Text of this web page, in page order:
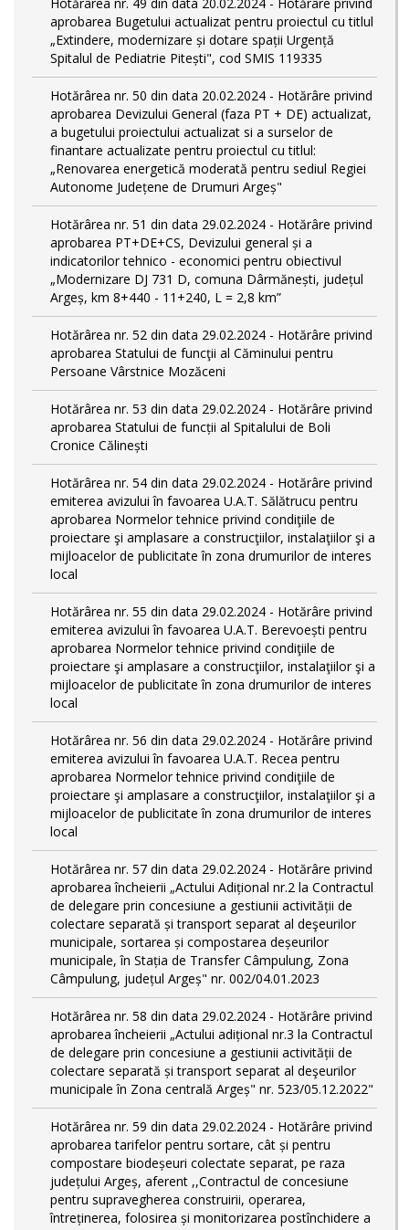
aprobarea Bugetului actualizat pentru proiectul cu titlul
„Extindere, modernizare și dotare spații Urgență
Spitalul de Pediatrie Pitești", cod SMIS 119335
Hotărârea nr. 50 din data 20.02.2024 - Hotărâre privind
aprobarea Devizului General (faza PT + DE) actualizat,
a bugetului proiectului actualizat si a surselor de
finantare actualizate pentru proiectul cu titlul:
„Renovarea energetică moderată pentru sediul Regiei
Autonome Județene de Drumuri Argeș"
Hotărârea nr. 51 din data 29.02.2024 - Hotărâre privind
aprobarea PT+DE+CS, Devizului general și a
indicatorilor tehnico - economici pentru obiectivul
„Modernizare DJ 731 D, comuna Dârmănești, județul
Argeș, km 8+440 - 11+240, L = 2,8 km”
Hotărârea nr. 52 din data 29.02.2024 - Hotărâre privind
aprobarea Statului de funcţii al Căminului pentru
Persoane Vârstnice Mozăceni
Hotărârea nr. 53 din data 29.02.2024 - Hotărâre privind
aprobarea Statului de funcții al Spitalului de Boli
Cronice Călinești
Hotărârea nr. 54 din data 29.02.2024 - Hotărâre privind
emiterea avizului în favoarea U.A.T. Sălătrucu pentru
aprobarea Normelor tehnice privind condiţiile de
proiectare şi amplasare a construcţiilor, instalaţiilor şi a
mijloacelor de publicitate în zona drumurilor de interes
local
Hotărârea nr. 55 din data 29.02.2024 - Hotărâre privind
emiterea avizului în favoarea U.A.T. Berevoești pentru
aprobarea Normelor tehnice privind condiţiile de
proiectare şi amplasare a construcţiilor, instalaţiilor şi a
mijloacelor de publicitate în zona drumurilor de interes
local
Hotărârea nr. 56 din data 29.02.2024 - Hotărâre privind
emiterea avizului în favoarea U.A.T. Recea pentru
aprobarea Normelor tehnice privind condiţiile de
proiectare şi amplasare a construcţiilor, instalaţiilor şi a
mijloacelor de publicitate în zona drumurilor de interes
local
Hotărârea nr. 57 din data 29.02.2024 - Hotărâre privind
aprobarea încheierii „Actului Adițional nr.2 la Contractul
de delegare prin concesiune a gestiunii activității de
colectare separată și transport separat al deşeurilor
municipale, sortarea și compostarea deșeurilor
municipale, în Stația de Transfer Câmpulung, Zona
Câmpulung, județul Argeș" nr. 002/04.01.2023
Hotărârea nr. 58 din data 29.02.2024 - Hotărâre privind
aprobarea încheierii „Actului adițional nr.3 la Contractul
de delegare prin concesiune a gestiunii activității de
colectare separată și transport separat al deşeurilor
municipale în Zona centrală Argeș" nr. 523/05.12.2022"
Hotărârea nr. 59 din data 29.02.2024 - Hotărâre privind
aprobarea tarifelor pentru sortare, cât și pentru
compostare biodeșeuri colectate separat, pe raza
județului Argeș, aferent ,,Contractul de concesiune
pentru supravegherea construirii, operarea,
întreținerea, folosirea și monitorizarea postînchidere a